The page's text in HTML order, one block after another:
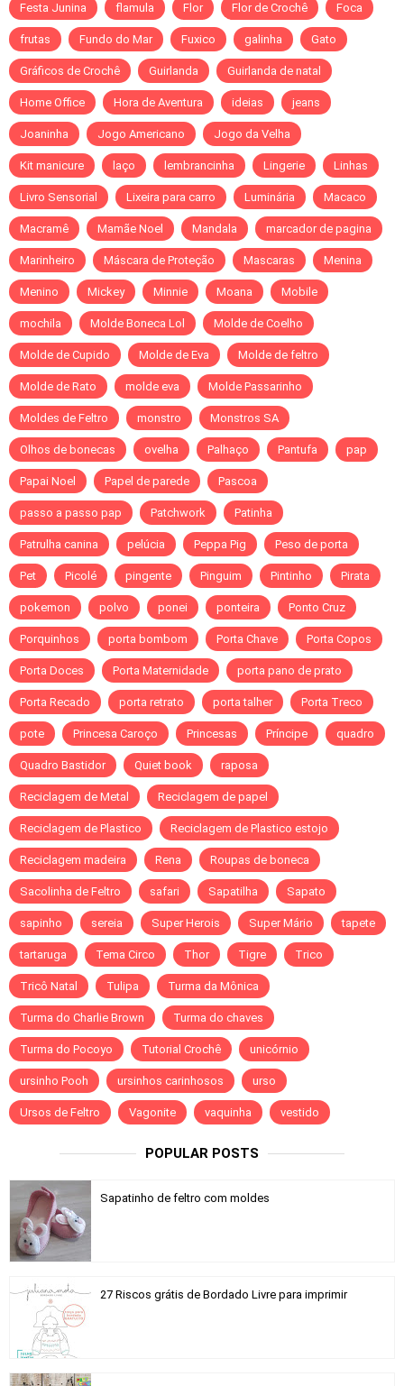
Festa Junina flamula Flor Flor de Crochê Foca
frutas Fundo do Mar Fuxico galinha Gato
Gráficos de Crochê Guirlanda Guirlanda de natal
Home Office Hora de Aventura ideias jeans
Joaninha Jogo Americano Jogo da Velha
Kit manicure laço lembrancinha Lingerie Linhas
Livro Sensorial Lixeira para carro Luminária Macaco
Macramê Mamãe Noel Mandala marcador de pagina
Marinheiro Máscara de Proteção Mascaras Menina
Menino Mickey Minnie Moana Mobile
mochila Molde Boneca Lol Molde de Coelho
Molde de Cupido Molde de Eva Molde de feltro
Molde de Rato molde eva Molde Passarinho
Moldes de Feltro monstro Monstros SA
Olhos de bonecas ovelha Palhaço Pantufa pap
Papai Noel Papel de parede Pascoa
passo a passo pap Patchwork Patinha
Patrulha canina pelúcia Peppa Pig Peso de porta
Pet Picolé pingente Pinguim Pintinho Pirata
pokemon polvo ponei ponteira Ponto Cruz
Porquinhos porta bombom Porta Chave Porta Copos
Porta Doces Porta Maternidade porta pano de prato
Porta Recado porta retrato porta talher Porta Treco
pote Princesa Caroço Princesas Príncipe quadro
Quadro Bastidor Quiet book raposa
Reciclagem de Metal Reciclagem de papel
Reciclagem de Plastico Reciclagem de Plastico estojo
Reciclagem madeira Rena Roupas de boneca
Sacolinha de Feltro safari Sapatilha Sapato
sapinho sereia Super Herois Super Mário tapete
tartaruga Tema Circo Thor Tigre Trico
Tricô Natal Tulipa Turma da Mônica
Turma do Charlie Brown Turma do chaves
Turma do Pocoyo Tutorial Crochê unicórnio
ursinho Pooh ursinhos carinhosos urso
Ursos de Feltro Vagonite vaquinha vestido
POPULAR POSTS
Sapatinho de feltro com moldes
27 Riscos grátis de Bordado Livre para imprimir